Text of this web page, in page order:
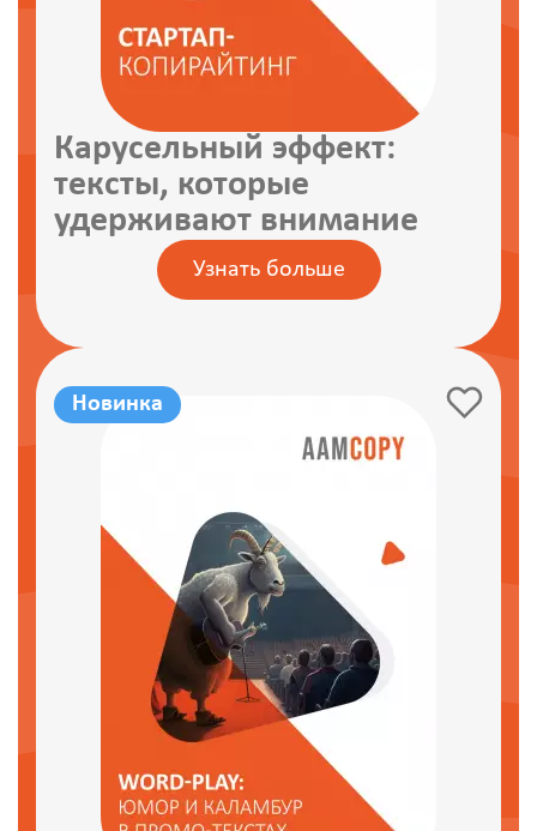
Карусельный эффект:
тексты, которые
удерживают внимание
Узнать больше
Новинка